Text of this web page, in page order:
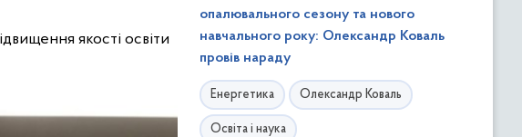
якості освіти
опалювального сезону та нового
навчального року: Олександр Коваль
провів нараду
Енергетика Олександр Коваль
Освіта і наука